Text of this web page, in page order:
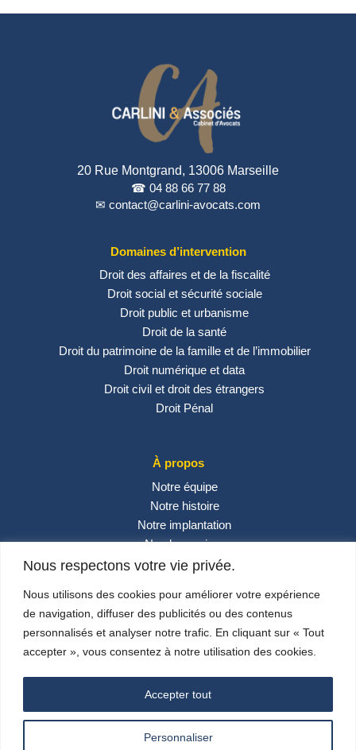
Nous respectons votre vie privée.
Nous utilisons des cookies pour améliorer votre expérience
de navigation, diffuser des publicités ou des contenus
personnalisés et analyser notre trafic. En cliquant sur « Tout
accepter », vous consentez à notre utilisation des cookies.
Personnaliser
Accepter tout
20 Rue Montgrand, 13006 Marseille
☎ 04 88 66 77 88
✉ contact@carlini-avocats.com
Domaines d’intervention
Droit des affaires et de la fiscalité
Droit social et sécurité sociale
Droit public et urbanisme
Droit de la santé
Droit du patrimoine de la famille et de l’immobilier
Droit numérique et data
Droit civil et droit des étrangers
Droit Pénal
À propos
Notre équipe
Notre histoire
Notre implantation
Nos honoraires
Contactez-nous
Réseaux sociaux
Carlini & Associés